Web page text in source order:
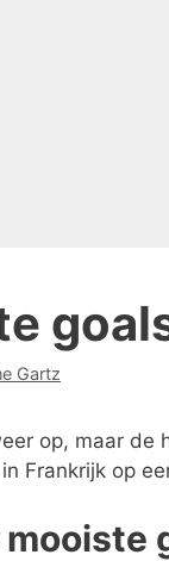
Gartz
op, maar de
Frankrijk op